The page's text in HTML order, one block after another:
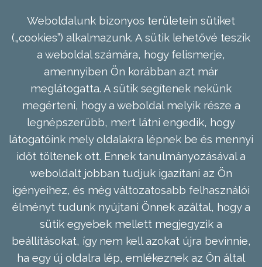
Weboldalunk bizonyos területein sütiket
(„cookies”) alkalmazunk. A sütik lehetővé teszik
a weboldal számára, hogy felismerje,
amennyiben Ön korábban azt már
meglátogatta. A sütik segítenek nekünk
megérteni, hogy a weboldal melyik része a
legnépszerűbb, mert látni engedik, hogy
látogatóink mely oldalakra lépnek be és mennyi
időt töltenek ott. Ennek tanulmányozásával a
weboldalt jobban tudjuk igazítani az Ön
igényeihez, és még változatosabb felhasználói
élményt tudunk nyújtani Önnek azáltal, hogy a
sütik egyebek mellett megjegyzik a
beállításokat, így nem kell azokat újra bevinnie,
ha egy új oldalra lép, emlékeznek az Ön által